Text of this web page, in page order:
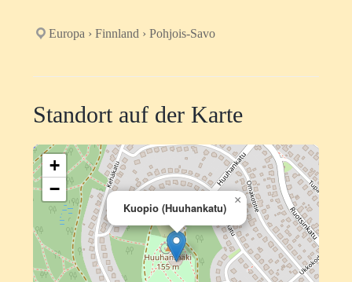
Europa › Finnland › Pohjois-Savo
Standort auf der Karte
Kuopio (Huuhankatu)
×
+
−